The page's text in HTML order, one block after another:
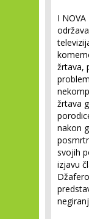
I
žrtava,
žrtava
nakon
svojih
izjavu